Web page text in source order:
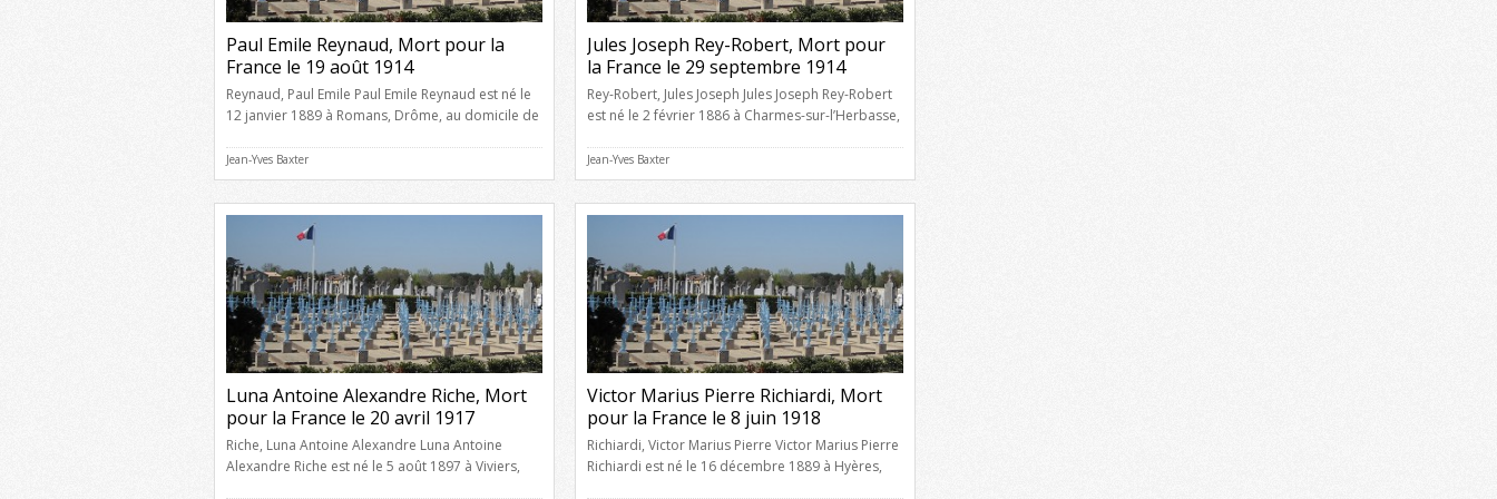
Paul Emile Reynaud, Mort pour la
France le 19 août 1914
Reynaud, Paul Emile Paul Emile Reynaud est né le
12 janvier 1889 à Romans, Drôme, au domicile de
de 28 ans, vitrier, et de Clémentine Mathilde Ollat,
âgée de 26 ans, sans profession, domiciliés 18
rue Conquers à Romans, Drôme. Il était domicilié
en dernier lieu à Romans, […]
Jean-Yves Baxter
Jules Joseph Rey-Robert, Mort pour
la France le 29 septembre 1914
Rey-Robert, Jules Joseph Jules Joseph Rey-Robert
est né le 2 février 1886 à Charmes-sur-l’Herbasse,
Rey-Robert, âgé de 69 ans, boulanger, et de
Rosalie Ageron, âgée de 45 ans, ménagère,
domiciliés à Charmes-sur-l’Herbasse, Drôme. Il a
épousé Gabrielle Gélibert le 21 décembre 1912 à
Romans, Drôme (elle était […]
Jean-Yves Baxter
Luna Antoine Alexandre Riche, Mort
pour la France le 20 avril 1917
Riche, Luna Antoine Alexandre Luna Antoine
Alexandre Riche est né le 5 août 1897 à Viviers,
Victor Marius Pierre Richiardi, Mort
pour la France le 8 juin 1918
Richiardi, Victor Marius Pierre Victor Marius Pierre
Richiardi est né le 16 décembre 1889 à Hyères,